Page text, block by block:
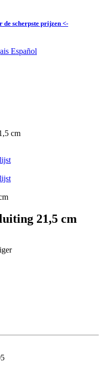
scherpste prijzen <-
Español
cm
21,5 cm